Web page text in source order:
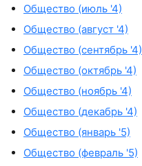
Общество (июль '4)
Общество (август '4)
Общество (сентябрь '4)
Общество (октябрь '4)
Общество (ноябрь '4)
Общество (декабрь '4)
Общество (январь '5)
Общество (февраль '5)